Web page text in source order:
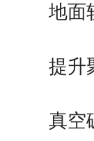
造
地面
提升
真空